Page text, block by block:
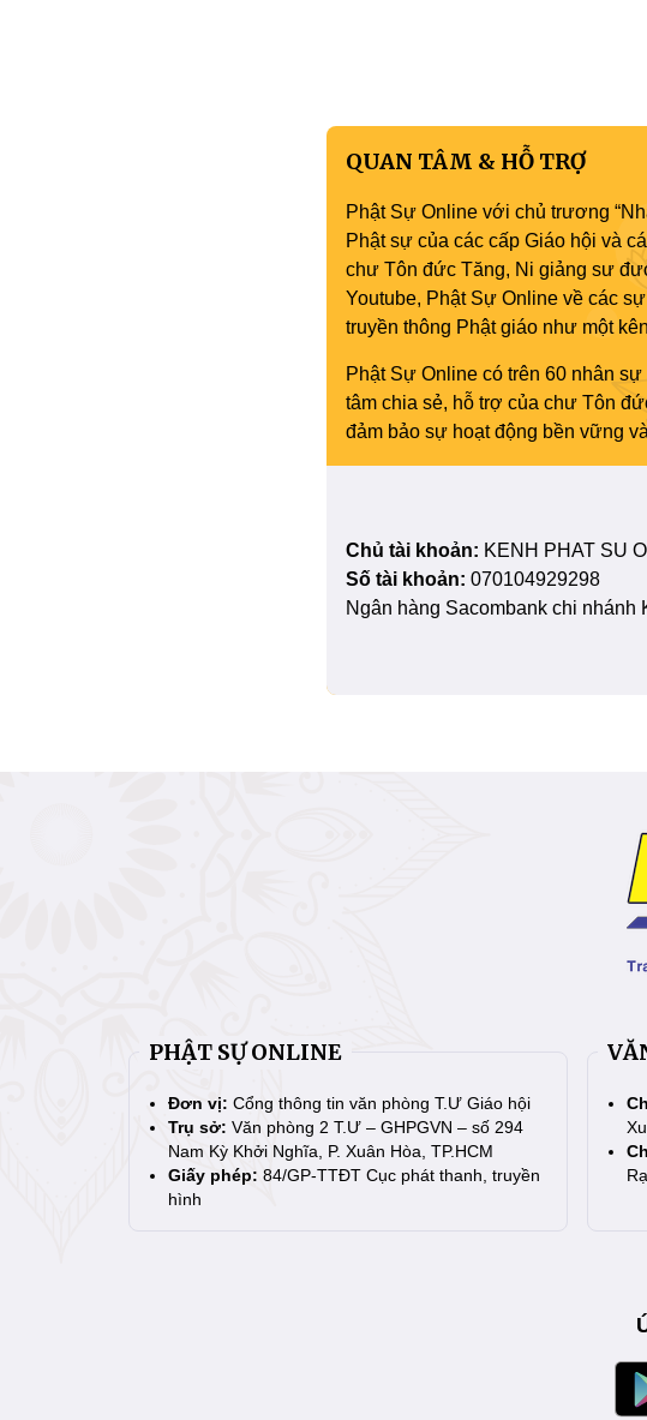
QUAN TÂM & HỖ TRỢ
Phật Sự Online với chủ trương
Phật sự của các cấp Giáo hội và
chư Tôn đức Tăng, Ni giảng sư
Youtube, Phật Sự Online về các
truyền thông Phật giáo như một
Phật Sự Online có trên 60 nhân
tâm chia sẻ, hỗ trợ của chư Tôn
đảm bảo sự hoạt động bền vững
Chủ tài khoản: KENH PHAT SU
Số tài khoản: 070104929298
Ngân hàng Sacombank chi nhánh
PHẬT SỰ ONLINE
Đơn vị: Cổng thông tin văn phòng T.Ư Giáo hội
Trụ sở: Văn phòng 2 T.Ư – GHPGVN – số 294
Nam Kỳ Khởi Nghĩa, P. Xuân Hòa, TP.HCM
Giấy phép: 84/GP-TTĐT Cục phát thanh, truyền
hình